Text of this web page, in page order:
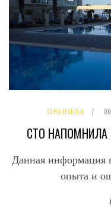
ПРАВИЛА
СТО НАПОМНИЛА
Данная информация
опыта и